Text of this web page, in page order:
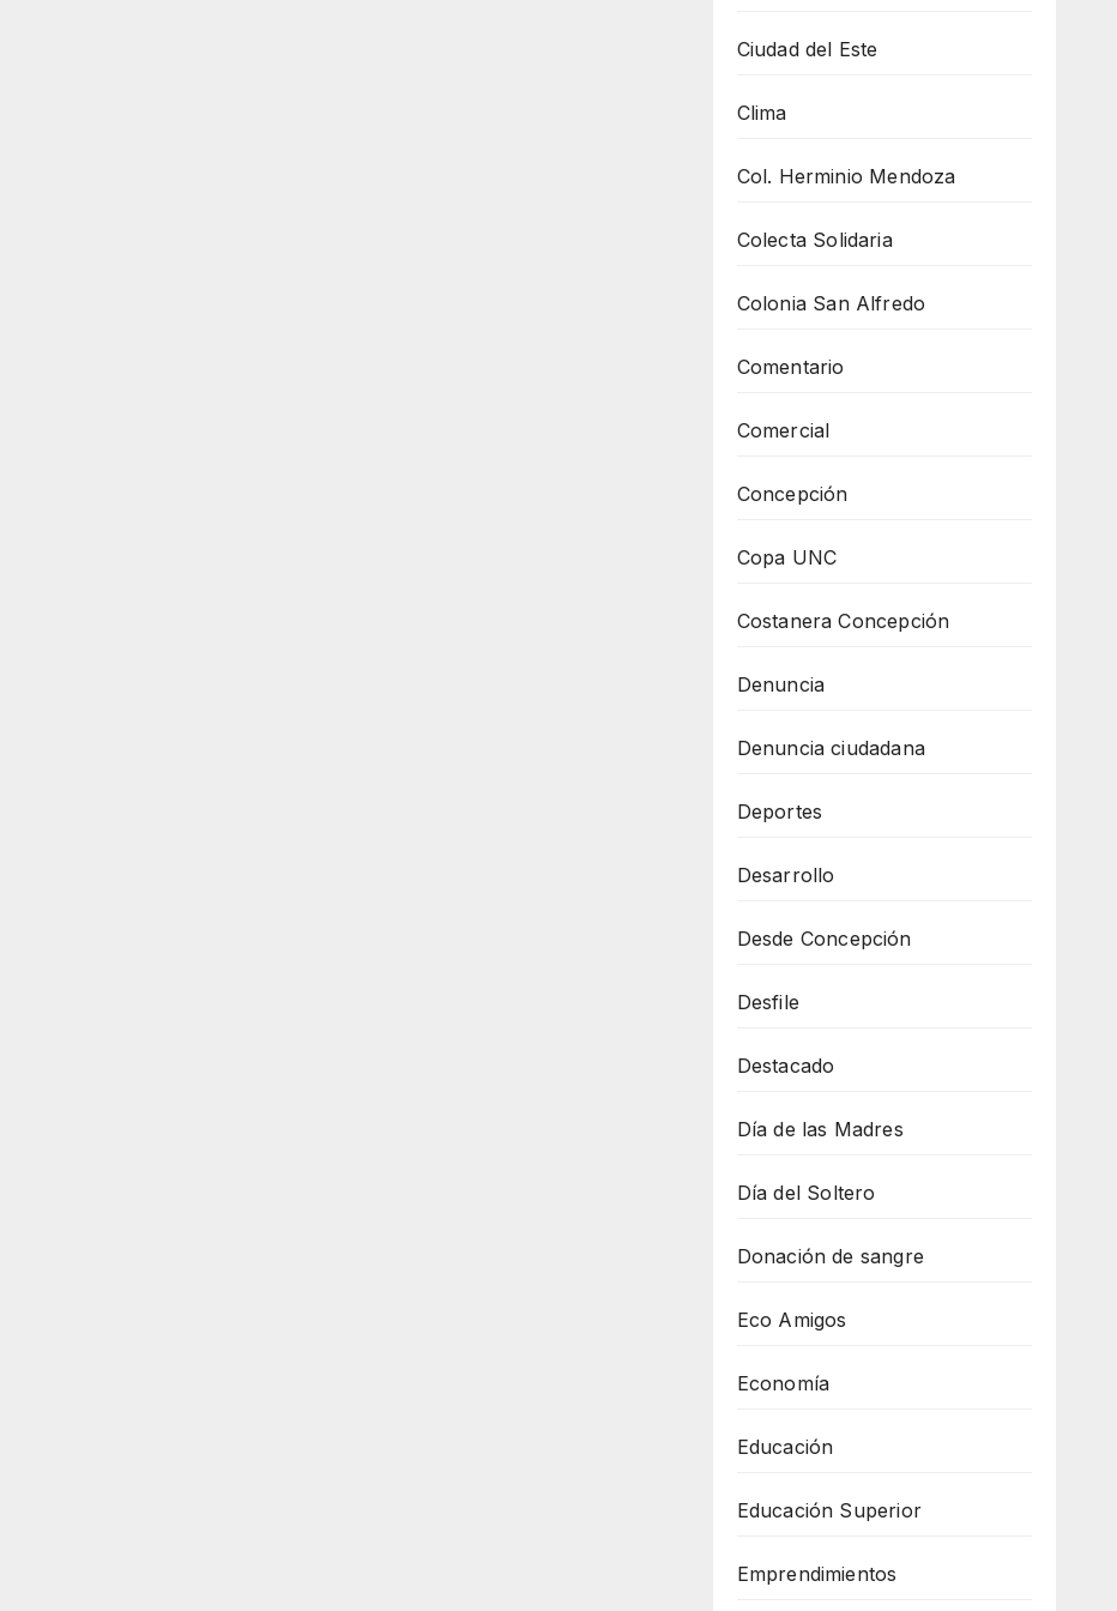
Ciudad del Este
Clima
Col. Herminio Mendoza
Colecta Solidaria
Colonia San Alfredo
Comentario
Comercial
Concepción
Copa UNC
Costanera Concepción
Denuncia
Denuncia ciudadana
Deportes
Desarrollo
Desde Concepción
Desfile
Destacado
Día de las Madres
Día del Soltero
Donación de sangre
Eco Amigos
Economía
Educación
Educación Superior
Emprendimientos